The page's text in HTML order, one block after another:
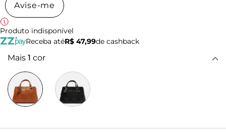
Avise-me
Produto indisponível
Receba atéR$ 47,99de cashback
Mais 1 cor